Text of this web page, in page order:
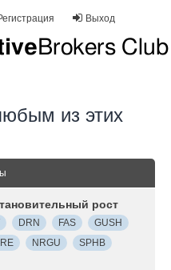
Выход
из этих
рост
DRN FAS
GUSH
NRGU
SPHB